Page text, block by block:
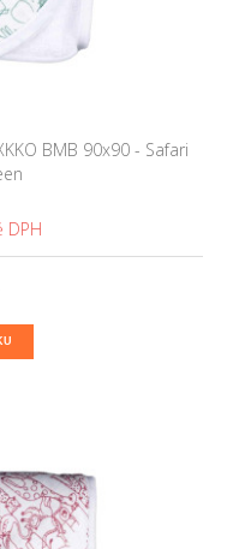
BMB 90x90 - Safari